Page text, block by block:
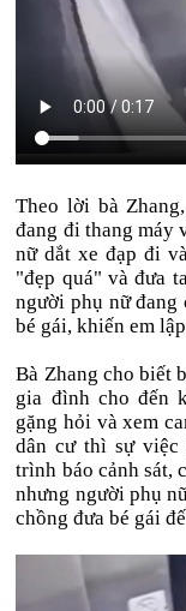
Theo lời bà
đang đi thang máy
nữ dắt xe đạp đi
"đẹp quá" và đưa
người phụ nữ đang
bé gái, khiến em
Bà Zhang cho biết
gia đình cho đến
gặng hỏi và xem
dân cư thì sự việc
trình báo cảnh sát,
nhưng người phụ
chồng đưa bé gái